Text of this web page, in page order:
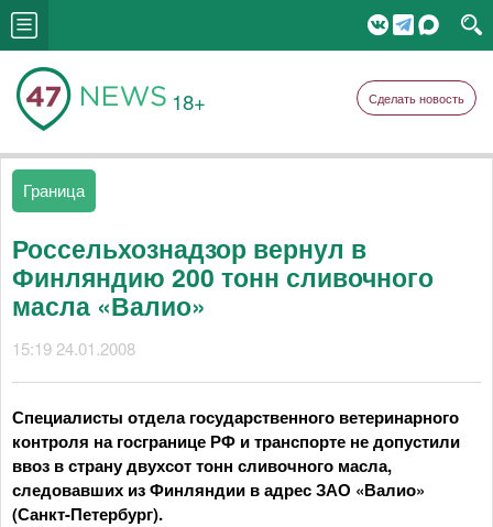
18+ Сделать новость
Граница
Россельхознадзор вернул в
Финляндию 200 тонн сливочного
масла «Валио»
15:19 24.01.2008
Специалисты отдела государственного ветеринарного
контроля на госгранице РФ и транспорте не допустили
ввоз в страну двухсот тонн сливочного масла,
следовавших из Финляндии в адрес ЗАО «Валио»
(Санкт-Петербург).